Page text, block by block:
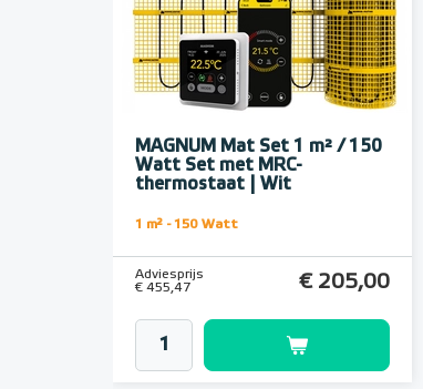
MAGNUM Mat Set 1 m² / 150
Watt Set met MRC-
thermostaat | Wit
1 m² - 150 Watt
Adviesprijs
€ 455,47
€ 205,00